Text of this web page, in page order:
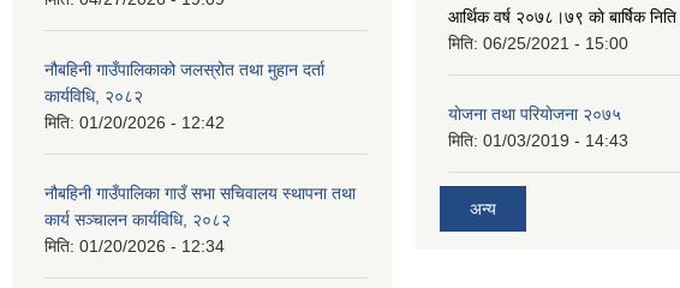
नौबहिनी गाउँपालिकाको जलस्रोत तथा मुहान दर्ता
कार्यविधि, २०८२
मिति: 01/20/2026 - 12:42
नौबहिनी गाउँपालिका गाउँ सभा सचिवालय स्थापना तथा
कार्य सञ्चालन कार्यविधि, २०८२
मिति: 01/20/2026 - 12:34
आर्थिक वर्ष २०७८।७९ काे बार्षिक
मिति: 06/25/2021 - 15:00
याेजना तथा परियाेजना २०७५
मिति: 01/03/2019 - 14:43
अन्य